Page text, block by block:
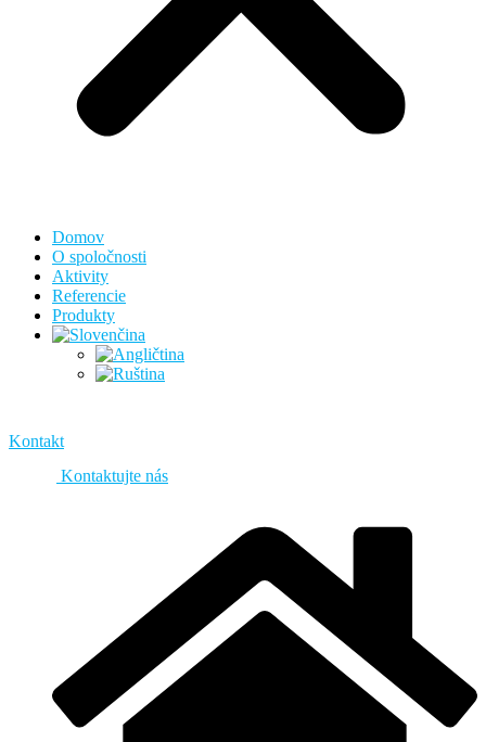
Domov
O spoločnosti
Aktivity
Referencie
Produkty
Kontakt
Kontaktujte nás